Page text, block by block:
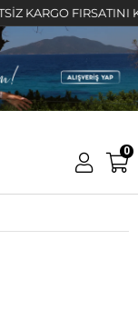
FIRSATINI
0